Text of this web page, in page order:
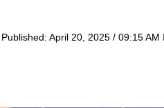
Published: April 20, 2025 / 09:15 AM